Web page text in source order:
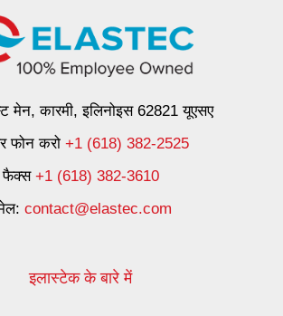
मेन, कारमी, इलिनोइस 62821 यूएसए
फोन करो +1 (618) 382-2525
फैक्स +1 (618) 382-3610
contact@elastec.com
इलास्टेक के बारे में